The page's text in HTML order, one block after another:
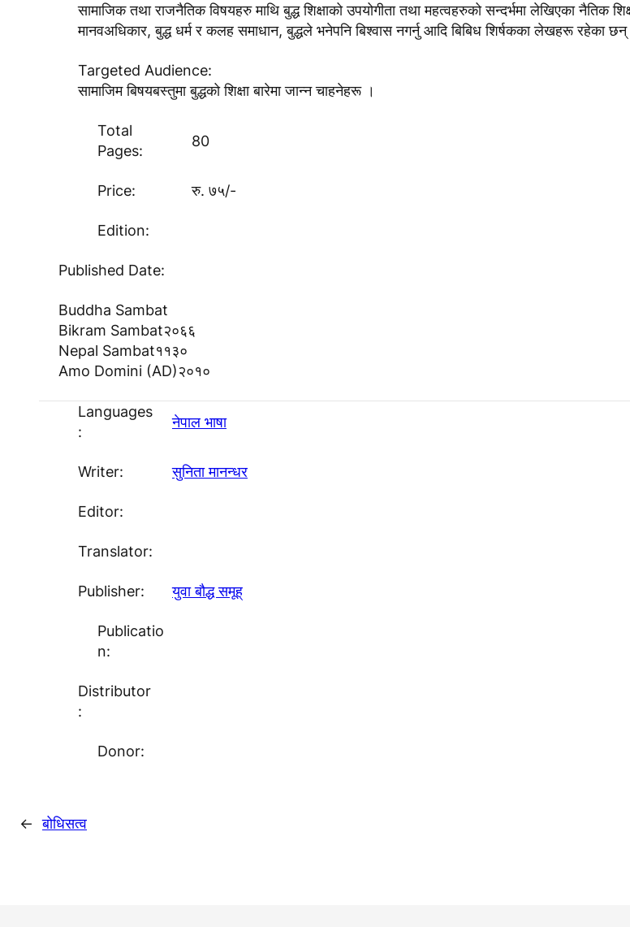
सामाजिक तथा राजनैतिक विषयहरु माथि बुद्ध शिक्षाको उपयोगीता तथा महत्वहरुको सन्दर्भमा लेखिएका नैतिक
मानवअधिकार, बुद्ध धर्म र कलह समाधान, बुद्धले भनेपनि बिश्वास नगर्नु आदि बिबिध शिर्षकका लेखहरू रहेका छन्
Targeted Audience:
सामाजिम बिषयबस्तुमा बुद्धको शिक्षा बारेमा जान्न चाहनेहरू ।
Total
Pages:
80
Price: रु. ७५/-
Edition:
Published Date:
Buddha Sambat
Bikram Sambat२०६६
Nepal Sambat११३०
Amo Domini (AD)२०१०
Languages
:
नेपाल भाषा
Writer: सुनिता मानन्धर
Editor:
Translator:
Publisher: युवा बौद्ध समूह्
Publicatio
n:
Distributor
:
Donor:
← बोधिसत्व